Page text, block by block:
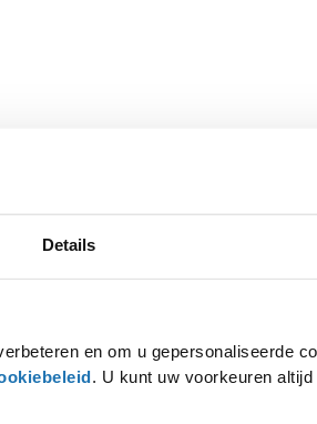
Details
en om u gepersonaliseerde
. U kunt uw voorkeuren